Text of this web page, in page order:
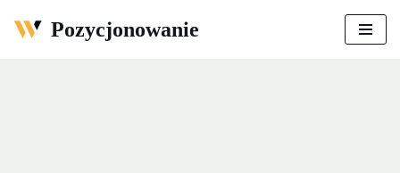
Pozycjonowanie